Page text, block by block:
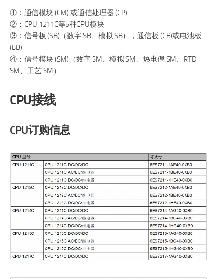
①：通信模块 (CM) 或通信处理器 (CP)
②：CPU 1211C等5种CPU模块
③：信号板 (SB)（数字 SB、模拟 SB），通信板 (CB)或电池板
(BB)
④：信号模块 (SM)（数字 SM、模拟 SM、热电偶 SM、RTD
SM、工艺 SM）
CPU接线
CPU订购信息